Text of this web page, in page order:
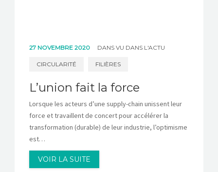
27 NOVEMBRE 2020 DANS VU DANS L'ACTU
CIRCULARITÉ FILIÈRES
L’union fait la force
Lorsque les acteurs d’une supply-chain unissent leur
force et travaillent de concert pour accélérer la
transformation (durable) de leur industrie, l’optimisme
est…
VOIR LA SUITE